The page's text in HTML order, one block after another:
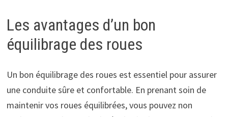
Les avantages d’un bon
équilibrage des roues
Un bon équilibrage des roues est essentiel pour assurer
une conduite sûre et confortable. En prenant soin de
maintenir vos roues équilibrées, vous pouvez non